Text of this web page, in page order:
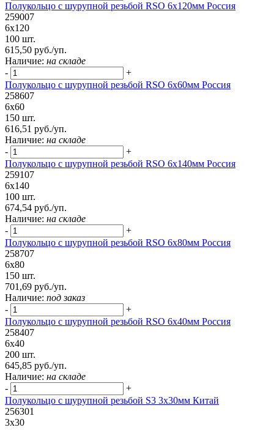
Полукольцо с шурупной резьбой RSO 6х120мм Россия
259007
6х120
100 шт.
615,50 руб./уп.
Наличие: на складе
-
+
Полукольцо с шурупной резьбой RSO 6х60мм Россия
258607
6х60
150 шт.
616,51 руб./уп.
Наличие: на складе
-
+
Полукольцо с шурупной резьбой RSO 6х140мм Россия
259107
6х140
100 шт.
674,54 руб./уп.
Наличие: на складе
-
+
Полукольцо с шурупной резьбой RSO 6х80мм Россия
258707
6х80
150 шт.
701,69 руб./уп.
Наличие: под заказ
-
+
Полукольцо с шурупной резьбой RSO 6х40мм Россия
258407
6х40
200 шт.
645,85 руб./уп.
Наличие: на складе
-
+
Полукольцо с шурупной резьбой S3 3х30мм Китай
256301
3х30